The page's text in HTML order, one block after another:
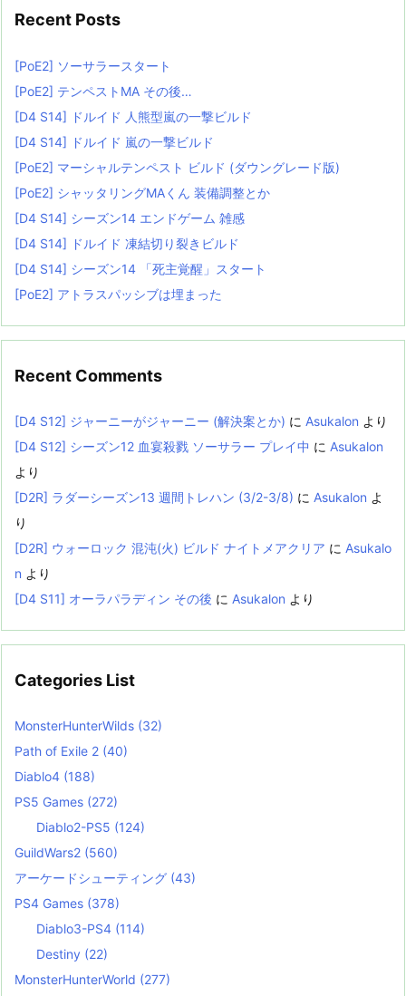
Recent Posts
[PoE2] ソーサラースタート
[PoE2] テンペストMA その後…
[D4 S14] ドルイド 人熊型嵐の一撃ビルド
[D4 S14] ドルイド 嵐の一撃ビルド
[PoE2] マーシャルテンペスト ビルド (ダウングレード版)
[PoE2] シャッタリングMAくん 装備調整とか
[D4 S14] シーズン14 エンドゲーム 雑感
[D4 S14] ドルイド 凍結切り裂きビルド
[D4 S14] シーズン14 「死主覚醒」スタート
[PoE2] アトラスパッシブは埋まった
Recent Comments
[D4 S12] ジャーニーがジャーニー (解決案とか) に Asukalon より
[D4 S12] シーズン12 血宴殺戮 ソーサラー プレイ中 に Asukalon
より
[D2R] ラダーシーズン13 週間トレハン (3/2-3/8) に Asukalon よ
り
[D2R] ウォーロック 混沌(火) ビルド ナイトメアクリア に Asukalo
n より
[D4 S11] オーラパラディン その後 に Asukalon より
Categories List
MonsterHunterWilds (32)
Path of Exile 2 (40)
Diablo4 (188)
PS5 Games (272)
Diablo2-PS5 (124)
GuildWars2 (560)
アーケードシューティング (43)
PS4 Games (378)
Diablo3-PS4 (114)
Destiny (22)
MonsterHunterWorld (277)